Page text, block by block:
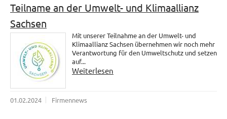
Teilname an der Umwelt- und Klimaallianz
Sachsen
Mit unserer Teilnahme an der Umwelt- und
Klimaallianz Sachsen übernehmen wir noch mehr
Verantwortung für den Umweltschutz und setzen
auf...
Weiterlesen
01.02.2024 Firmennews